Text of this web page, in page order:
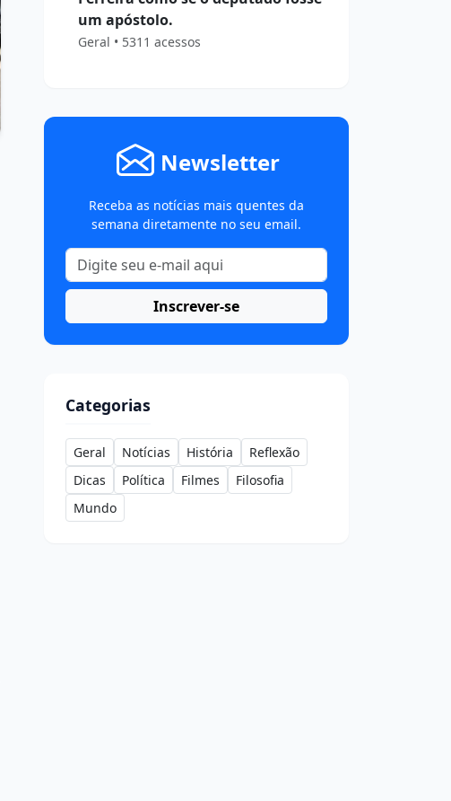
um apóstolo.
Geral • 5311 acessos
Newsletter
Receba as notícias mais quentes da
semana diretamente no seu email.
Inscrever-se
Categorias
Geral Notícias História
Reflexão
Dicas
Política Filmes
Filosofia
Mundo